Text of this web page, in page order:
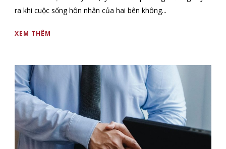
ra khi cuộc sống hôn nhân của hai bên không...
XEM THÊM